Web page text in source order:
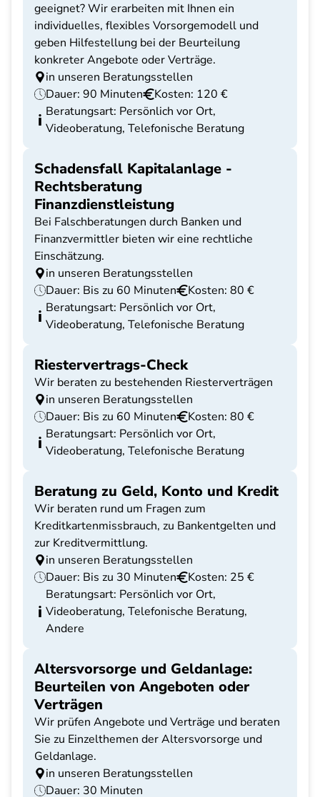
geeignet? Wir erarbeiten mit Ihnen ein
individuelles, flexibles Vorsorgemodell und
geben Hilfestellung bei der Beurteilung
konkreter Angebote oder Verträge.
in unseren Beratungsstellen
Dauer: 90 Minuten
Kosten: 120 €
Beratungsart: Persönlich vor Ort,
Videoberatung, Telefonische Beratung
Schadensfall Kapitalanlage -
Rechtsberatung
Finanzdienstleistung
Bei Falschberatungen durch Banken und
Finanzvermittler bieten wir eine rechtliche
Einschätzung.
in unseren Beratungsstellen
Dauer: Bis zu 60 Minuten
Kosten: 80 €
Beratungsart: Persönlich vor Ort,
Videoberatung, Telefonische Beratung
Riestervertrags-Check
Wir beraten zu bestehenden Riesterverträgen
in unseren Beratungsstellen
Dauer: Bis zu 60 Minuten
Kosten: 80 €
Beratungsart: Persönlich vor Ort,
Videoberatung, Telefonische Beratung
Beratung zu Geld, Konto und Kredit
Wir beraten rund um Fragen zum
Kreditkartenmissbrauch, zu Bankentgelten und
zur Kreditvermittlung.
in unseren Beratungsstellen
Dauer: Bis zu 30 Minuten
Kosten: 25 €
Beratungsart: Persönlich vor Ort,
Videoberatung, Telefonische Beratung,
Andere
Altersvorsorge und Geldanlage:
Beurteilen von Angeboten oder
Verträgen
Wir prüfen Angebote und Verträge und beraten
Sie zu Einzelthemen der Altersvorsorge und
Geldanlage.
in unseren Beratungsstellen
Dauer: 30 Minuten